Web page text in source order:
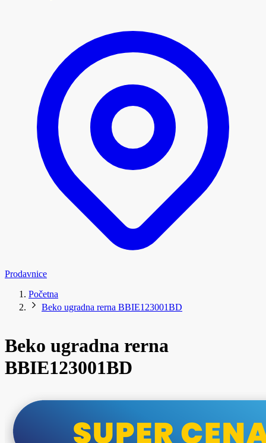
Prodavnice
Početna
Beko ugradna rerna BBIE123001BD
Beko ugradna rerna
BBIE123001BD